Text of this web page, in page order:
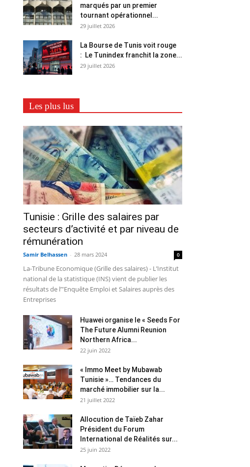
marqués par un premier
tournant opérationnel...
29 juillet 2026
La Bourse de Tunis voit rouge
: Le Tunindex franchit la zone...
29 juillet 2026
Les plus lus
Tunisie : Grille des salaires par
secteurs d’activité et par niveau de
rémunération
Samir Belhassen - 28 mars 2024 0
La-Tribune Economique (Grille des salaires) - L’Institut
national de la statistique (INS) vient de publier les
résultats de l’"Enquête Emploi et Salaires auprès des
Entreprises
Huawei organise le « Seeds For
The Future Alumni Reunion
Northern Africa...
22 juin 2022
« Immo Meet by Mubawab
Tunisie »… Tendances du
marché immobilier sur la...
21 juillet 2022
Allocution de Taïeb Zahar
Président du Forum
International de Réalités sur...
25 juin 2022